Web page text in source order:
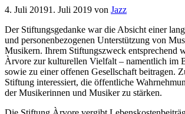
4. Juli 20191. Juli 2019 von Jazz
Der Stiftungsgedanke war die Absicht einer
und personenbezogenen Unterstützung von
Musikern. Ihrem Stiftungszweck entsprechend
Àrvore zur kulturellen Vielfalt – namentlich im
sowie zu einer offenen Gesellschaft beitragen.
Stiftung interessiert, die öffentliche
der Musikerinnen und Musiker zu stärken.